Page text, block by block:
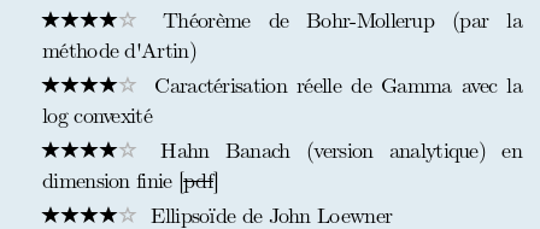
Théorème de Bohr-Mollerup (par la
méthode d'Artin)
Caractérisation réelle de Gamma avec la
log convexité
Hahn Banach (version analytique) en
dimension finie [pdf]
Ellipsoïde de John Loewner